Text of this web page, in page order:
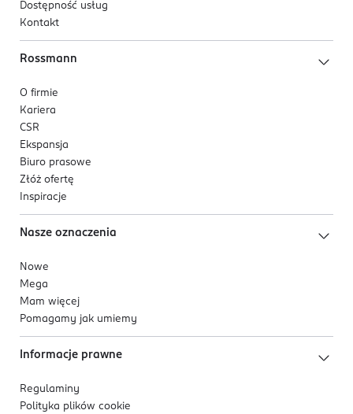
Dostępność usług
Kontakt
Rossmann
O firmie
Kariera
CSR
Ekspansja
Biuro prasowe
Złóż ofertę
Inspiracje
Nasze oznaczenia
Nowe
Mega
Mam więcej
Pomagamy jak umiemy
Informacje prawne
Regulaminy
Polityka plików cookie